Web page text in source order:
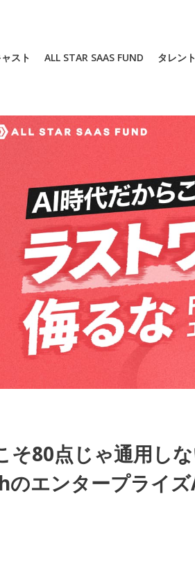
スト ALL STAR SAAS FUND タレン
そ80点じゃ通用し
エンタープライズ